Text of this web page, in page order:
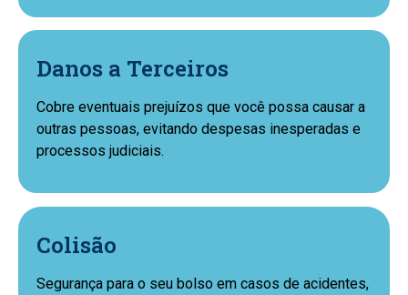
Danos a Terceiros
Cobre eventuais prejuízos que você possa causar a
outras pessoas, evitando despesas inesperadas e
processos judiciais.
Colisão
Segurança para o seu bolso em casos de acidentes,